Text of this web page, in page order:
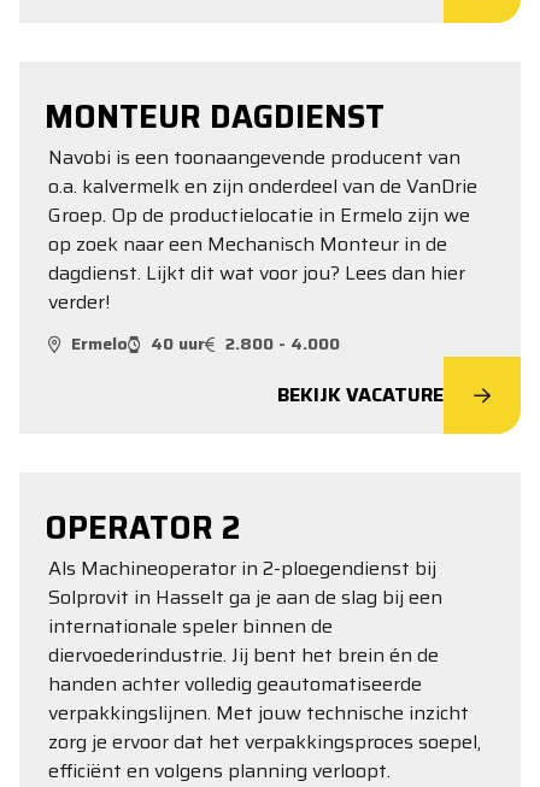
MONTEUR DAGDIENST
Navobi is een toonaangevende producent van
o.a. kalvermelk en zijn onderdeel van de VanDrie
Groep. Op de productielocatie in Ermelo zijn we
op zoek naar een Mechanisch Monteur in de
dagdienst. Lijkt dit wat voor jou? Lees dan hier
verder!
Ermelo 40 uur 2.800 - 4.000
BEKIJK VACATURE
OPERATOR 2
Als Machineoperator in 2-ploegendienst bij
Solprovit in Hasselt ga je aan de slag bij een
internationale speler binnen de
diervoederindustrie. Jij bent het brein én de
handen achter volledig geautomatiseerde
verpakkingslijnen. Met jouw technische inzicht
zorg je ervoor dat het verpakkingsproces soepel,
efficiënt en volgens planning verloopt.